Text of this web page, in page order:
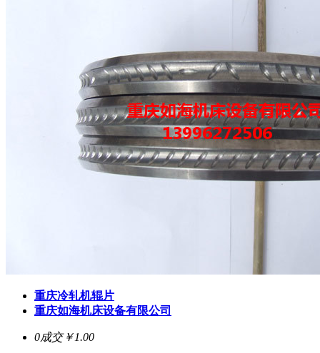
重庆冷轧机辊片
重庆如海机床设备有限公司
0成交￥1.00